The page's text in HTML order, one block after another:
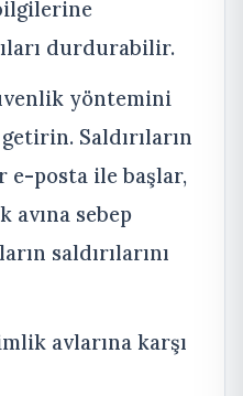
durdurabilir.
yöntemini
Saldırıların
e-posta ile başlar,
avına sebep
saldırılarını
avlarına karşı